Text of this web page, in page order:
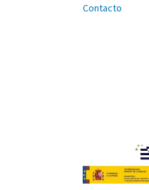
Contacto